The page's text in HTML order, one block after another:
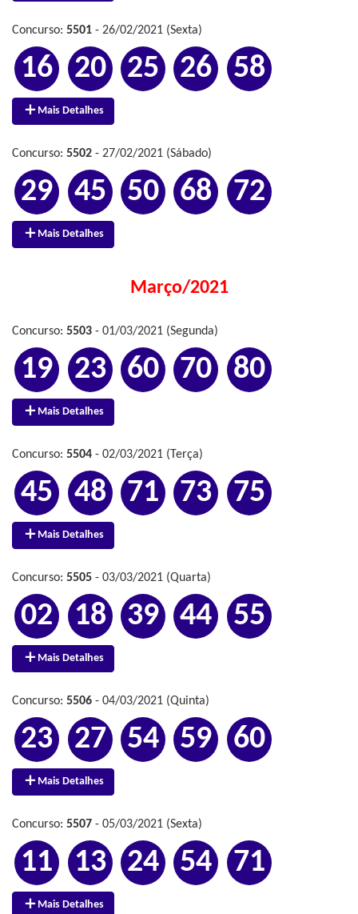
Concurso: 5501 - 26/02/2021 (Sexta)
16 20 25 26 58
Mais Detalhes
Concurso: 5502 - 27/02/2021 (Sábado)
29 45 50 68 72
Mais Detalhes
Março/2021
Concurso: 5503 - 01/03/2021 (Segunda)
19 23 60 70 80
Mais Detalhes
Concurso: 5504 - 02/03/2021 (Terça)
45 48 71 73 75
Mais Detalhes
Concurso: 5505 - 03/03/2021 (Quarta)
02 18 39 44 55
Mais Detalhes
Concurso: 5506 - 04/03/2021 (Quinta)
23 27 54 59 60
Mais Detalhes
Concurso: 5507 - 05/03/2021 (Sexta)
11 13 24 54 71
Mais Detalhes